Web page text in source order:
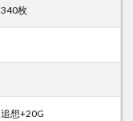
340枚
追想+20G